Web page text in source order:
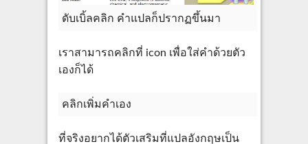
ดับเบิ้ลคลิก คำแปลก็ปรากฏขึ้นมา
เราสามารถคลิกที่ icon เพื่อใส่คำด้วยตัว
เองก็ได้
คลิกเพิ่มคำเอง
ที่จริงอยากได้ตัวเสริมที่แปลอังกฤษเป็น